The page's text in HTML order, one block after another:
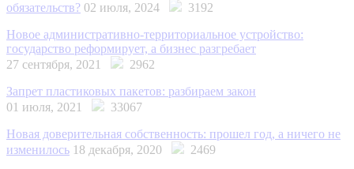
обязательств? 02 июля, 2024
3192
Новое административно-территориальное устройство:
государство реформирует, а бизнес разгребает
27 сентября, 2021
2962
Запрет пластиковых пакетов: разбираем закон
01 июля, 2021
33067
Новая доверительная собственность: прошел год, а ничего не
изменилось 18 декабря, 2020
2469